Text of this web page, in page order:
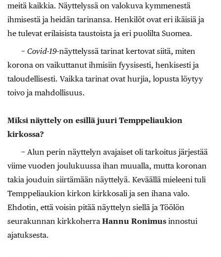
meitä kaikkia. Näyttelyssä on valokuva kymmenestä
ihmisestä ja heidän tarinansa. Henkilöt ovat eri ikäisiä ja
he tulevat erilaisista taustoista ja eri puolilta Suomea.
− Covid-19-näyttelyssä tarinat kertovat siitä, miten
korona on vaikuttanut ihmisiin fyysisesti, henkisesti ja
taloudellisesti. Vaikka tarinat ovat hurjia, lopusta löytyy
toivo ja mahdollisuus.
Miksi näyttely on esillä juuri Temppeliaukion
kirkossa?
− Alun perin näyttelyn avajaiset oli tarkoitus järjestää
viime vuoden joulukuussa ihan muualla, mutta koronan
takia jouduin siirtämään näyttelyä. Keväällä mieleeni tuli
Temppeliaukion kirkon kirkkosali ja sen ihana valo.
Ehdotin, että voisin pitää näyttelyn siellä ja Töölön
seurakunnan kirkkoherra Hannu Ronimus innostui
ajatuksesta.